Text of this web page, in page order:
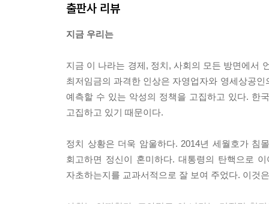
2016년부터는 사회단체들도 역사왜곡 운동에 나
차역 10미터 앞에 처음으로 세워진 뒤, 같은 해에
치한다는 계획을 발표하였습니다. 서울의 설치 장
1926년 일본 『아사히카와신문』의 그 일본인입
장하면서 한국인들이 숭배할 또 하나의 토템을 세
으로 반일 종족주의를 고취하는 것 외에 무슨 목
학도지원병은 일제의 기만과 선동에 넘어간 바보
복을 위하여 헌신했던 민족의 투사’는 더욱 아니
출판사 리뷰
지금 우리는
지금 이 나라는 경제, 정치, 사회의 모든 방면에서
최저임금의 과격한 인상은 자영업자와 영세상공
예측할 수 있는 악성의 정책을 고집하고 있다. 한
고집하고 있기 때문이다.
정치 상황은 더욱 암울하다. 2014년 세월호가 침
회고하면 정신이 혼미하다. 대통령의 탄핵으로
자초하는지를 교과서적으로 잘 보여 주었다. 이것